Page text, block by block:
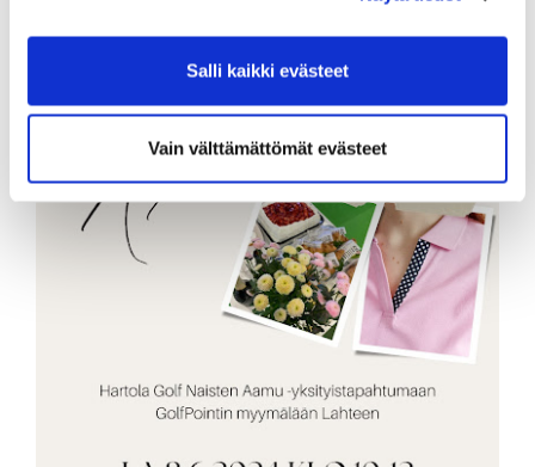
Salli kaikki evästeet
Vain välttämättömät evästeet